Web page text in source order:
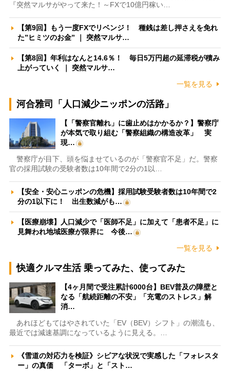
『突然マルサがやって来た！～FXで10億円稼い…
【第9回】もう一度FXでリベンジ！ 種銭は差し押さえを免れ
た”ヒミツのお金” ｜ 突然マルサ…
【第8回】年利はなんと14.6％！ 毎日5万円超の延滞税が積み
上がっていく ｜ 突然マルサ…
一覧を見る
河合雅司「人口減少ニッポンの活路」
【「警察官離れ」に歯止めはかかるか？】警察庁
が本気で取り組む「警察組織の構造改革」 実
現…
警察庁が目下、頭を悩ませているのが「警察官不足」だ。警察
官の採用試験の受験者数は10年間で2分の1以…
【安全・安心ニッポンの危機】採用試験受験者数は10年間で2
分の1以下に！ 出生数減がも…
【医療崩壊】人口減少で「医師不足」に加えて「患者不足」に
見舞われ地域医療が限界に 今後…
一覧を見る
快適クルマ生活 乗ってみた、使ってみた
【4ヶ月間で受注累計6000台】BEV普及の障壁と
なる「航続距離の不安」「充電のストレス」解
消…
あれほどもてはやされていた「EV（BEV）シフト」の潮流も、
最近では減速基調になっているように見える。…
《雪道の対応力を検証》シビアな状況で実感した「フォレスタ
ー」の真価 「ターボ」と「スト…